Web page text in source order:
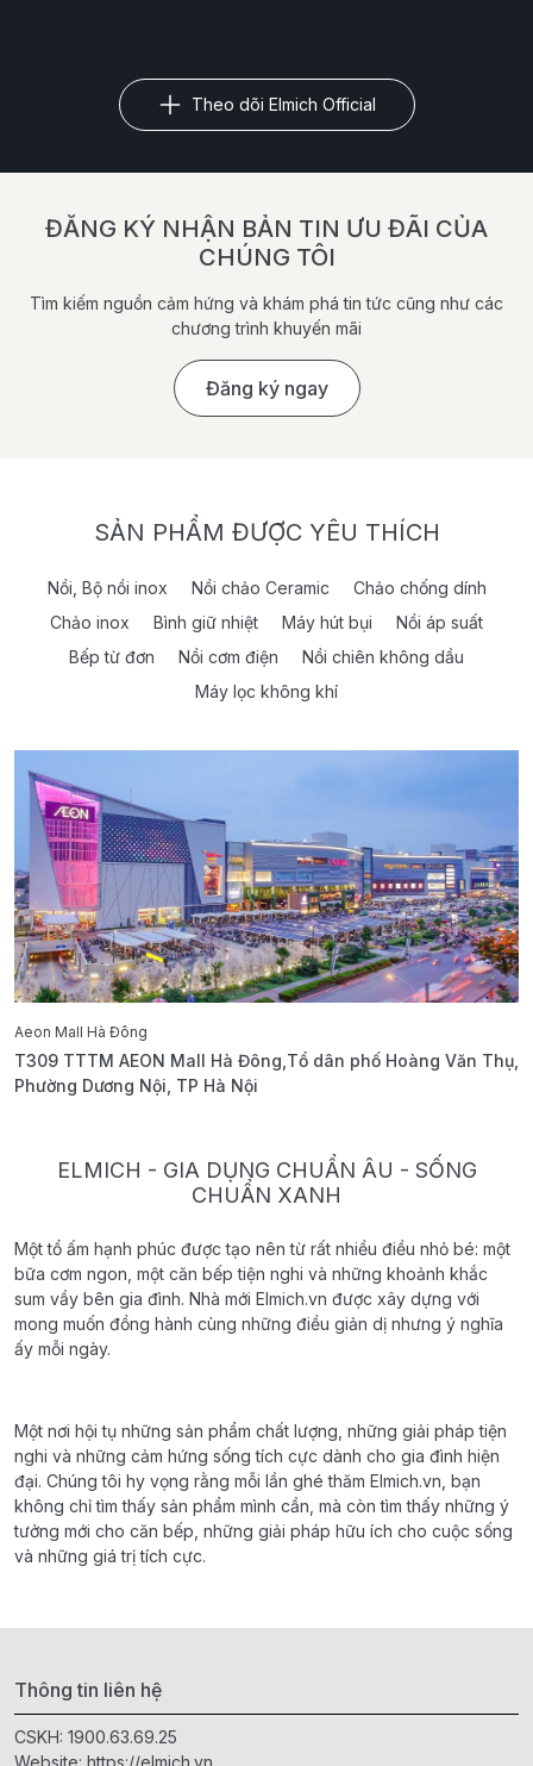
Theo dõi Elmich Official
ĐĂNG KÝ NHẬN BẢN TIN ƯU ĐÃI CỦA
CHÚNG TÔI
Tìm kiếm nguồn cảm hứng và khám phá tin tức cũng như các
chương trình khuyến mãi
Đăng ký ngay
SẢN PHẨM ĐƯỢC YÊU THÍCH
Nồi, Bộ nồi inox Nồi chảo Ceramic
Chảo chống dính
Chảo inox
Bình giữ nhiệt Máy hút bụi
Nồi áp suất
Bếp từ đơn
Nồi cơm điện
Nồi chiên không dầu
Máy lọc không khí
Aeon Mall Hà Đông
T309 TTTM AEON Mall Hà Đông,Tổ dân phố Hoàng Văn Thụ,
Phường Dương Nội, TP Hà Nội
ELMICH - GIA DỤNG CHUẨN ÂU - SỐNG
CHUẨN XANH
Một tổ ấm hạnh phúc được tạo nên từ rất nhiều điều nhỏ bé: một
bữa cơm ngon, một căn bếp tiện nghi và những khoảnh khắc
sum vầy bên gia đình. Nhà mới Elmich.vn được xây dựng với
mong muốn đồng hành cùng những điều giản dị nhưng ý nghĩa
ấy mỗi ngày.
Một nơi hội tụ những sản phẩm chất lượng, những giải pháp tiện
nghi và những cảm hứng sống tích cực dành cho gia đình hiện
đại. Chúng tôi hy vọng rằng mỗi lần ghé thăm Elmich.vn, bạn
không chỉ tìm thấy sản phẩm mình cần, mà còn tìm thấy những ý
tưởng mới cho căn bếp, những giải pháp hữu ích cho cuộc sống
và những giá trị tích cực.
Thông tin liên hệ
CSKH: 1900.63.69.25
Website: https://elmich.vn